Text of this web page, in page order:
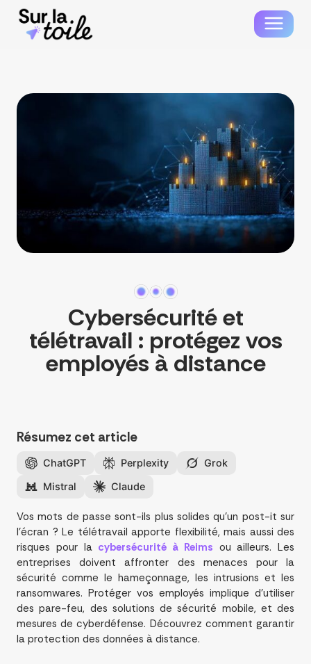
Cybersécurité et
télétravail : protégez vos
employés à distance
Résumez cet article
ChatGPT Perplexity
Grok
Mistral
Claude
Vos mots de passe sont-ils plus solides qu’un post-it sur
l’écran ? Le télétravail apporte flexibilité, mais aussi des
risques pour la cybersécurité à Reims ou ailleurs. Les
entreprises doivent affronter des menaces pour la
sécurité comme le hameçonnage, les intrusions et les
ransomwares. Protéger vos employés implique d’utiliser
des pare-feu, des solutions de sécurité mobile, et des
mesures de cyberdéfense. Découvrez comment garantir
la protection des données à distance.